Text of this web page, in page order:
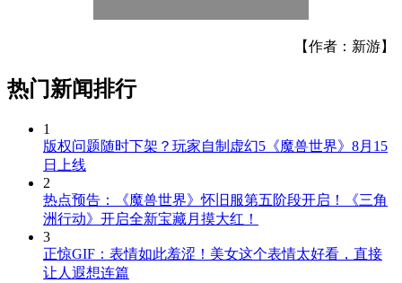
【作者：新游】
热门新闻排行
1
版权问题随时下架？玩家自制虚幻5《魔兽世界》8月15
日上线
2
热点预告：《魔兽世界》怀旧服第五阶段开启！《三角
洲行动》开启全新宝藏月摸大红！
3
正惊GIF：表情如此羞涩！美女这个表情太好看，直接
让人遐想连篇